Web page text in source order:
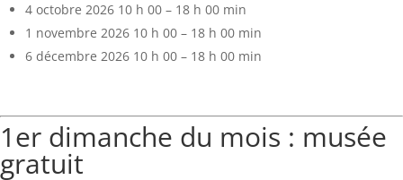
4 octobre 2026 10 h 00 – 18 h 00 min
1 novembre 2026 10 h 00 – 18 h 00 min
6 décembre 2026 10 h 00 – 18 h 00 min
1er dimanche du mois : musée
gratuit